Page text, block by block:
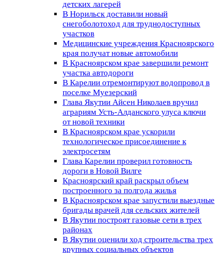
детских лагерей
В Норильск доставили новый
снегоболотоход для труднодоступных
участков
Медицинские учреждения Красноярского
края получат новые автомобили
В Красноярском крае завершили ремонт
участка автодороги
В Карелии отремонтируют водопровод в
поселке Муезерский
Глава Якутии Айсен Николаев вручил
аграриям Усть-Алданского улуса ключи
от новой техники
В Красноярском крае ускорили
технологическое присоединение к
электросетям
Глава Карелии проверил готовность
дороги в Новой Вилге
Красноярский край раскрыл объем
построенного за полгода жилья
В Красноярском крае запустили выездные
бригады врачей для сельских жителей
В Якутии построят газовые сети в трех
районах
В Якутии оценили ход строительства трех
крупных социальных объектов